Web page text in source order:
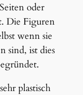
oder
Die Figuren
wenn sie
sind, ist dies
plastisch